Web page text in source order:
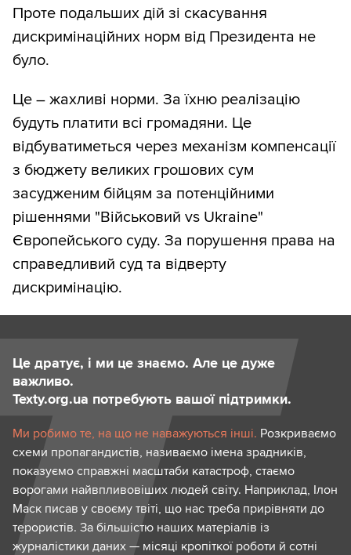
Проте подальших дій зі скасування
дискримінаційних норм від Президента не
було.
Це – жахливі норми. За їхню реалізацію
будуть платити всі громадяни. Це
відбуватиметься через механізм компенсації
з бюджету великих грошових сум
засудженим бійцям за потенційними
рішеннями "Військовий vs Ukraine"
Європейського суду. За порушення права на
справедливий суд та відверту
дискримінацію.
Це дратує, і ми це знаємо. Але це дуже
важливо.
Texty.org.ua потребують вашої підтримки.
Ми робимо те, на що не наважуються інші. Розкриваємо
схеми пропагандистів, називаємо імена зрадників,
показуємо справжні масштаби катастроф, стаємо
ворогами найвпливовіших людей світу. Наприклад, Ілон
Маск писав у своєму твіті, що нас треба прирівняти до
терористів. За більшістю наших матеріалів із
журналістики даних — місяці кропіткої роботи й сотні